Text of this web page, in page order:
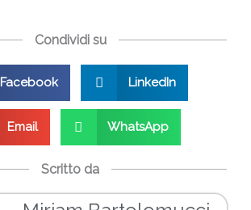
Condividi su
Facebook LinkedIn
Email WhatsApp
Scritto da